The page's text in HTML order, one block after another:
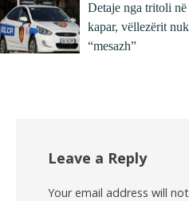
Detaje nga tritoli
kapar, vëllezërit
“mesazh”
Leave a Reply
Your email address will